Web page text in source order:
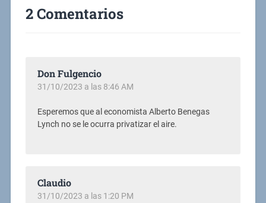
2 Comentarios
Don Fulgencio
31/10/2023 a las 8:46 AM
Esperemos que al economista Alberto Benegas
Lynch no se le ocurra privatizar el aire.
Claudio
31/10/2023 a las 1:20 PM